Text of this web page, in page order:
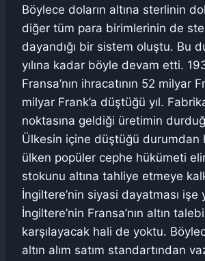
Böylece doların altına sterlinin
diğer tüm para birimlerinin de
dayandığı bir sistem oluştu. Bu
yılına kadar böyle devam etti.
Fransa’nın ihracatının 52 milyar
milyar Frank’a düştüğü yıl.
noktasına geldiği üretimin
Ülkesin içine düştüğü durumdan
ülken popüler cephe hükümeti
stokunu altına tahliye etmeye
İngiltere’nin siyasi dayatması işe
İngiltere’nin Fransa’nın altın
karşılayacak hali de yoktu.
altın alım satım standartından